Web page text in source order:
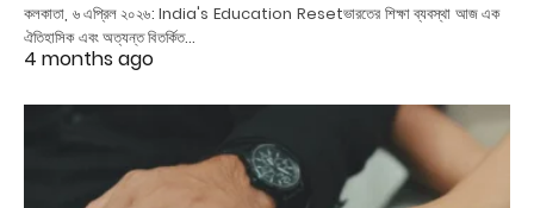
কলকাতা, ৬ এপ্রিল ২০২৬: India's Education Resetভারতের শিক্ষা ব্যবস্থা আজ এক
ঐতিহাসিক এবং অত্যন্ত বিতর্কিত…
4 months ago